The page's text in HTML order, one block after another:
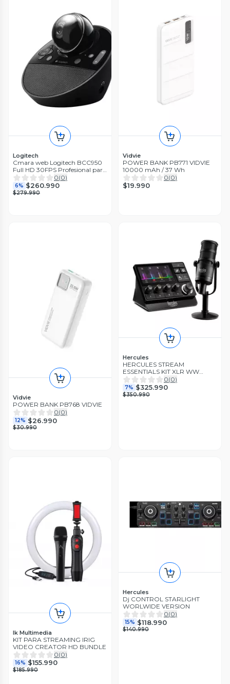
Logitech
Cmara web Logitech BCC950
Full HD 30FPS Profesional para
Videollamadas y Conferencias
0(0)
6% $260.990
$279.990
Vidvie
POWER BANK PB771 VIDVIE
10000 mAh / 37 Wh
0(0)
$19.990
Vidvie
POWER BANK PB768 VIDVIE
0(0)
12% $26.990
$30.990
Hercules
HERCULES STREAM
ESSENTIALS KIT XLR WW
VERSION
0(0)
7% $325.990
$350.990
Ik Multimedia
KIT PARA STREAMING IRIG
VIDEO CREATOR HD BUNDLE
0(0)
16% $155.990
$185.990
Hercules
Dj CONTROL STARLIGHT
WORLWIDE VERSION
0(0)
15% $118.990
$140.990